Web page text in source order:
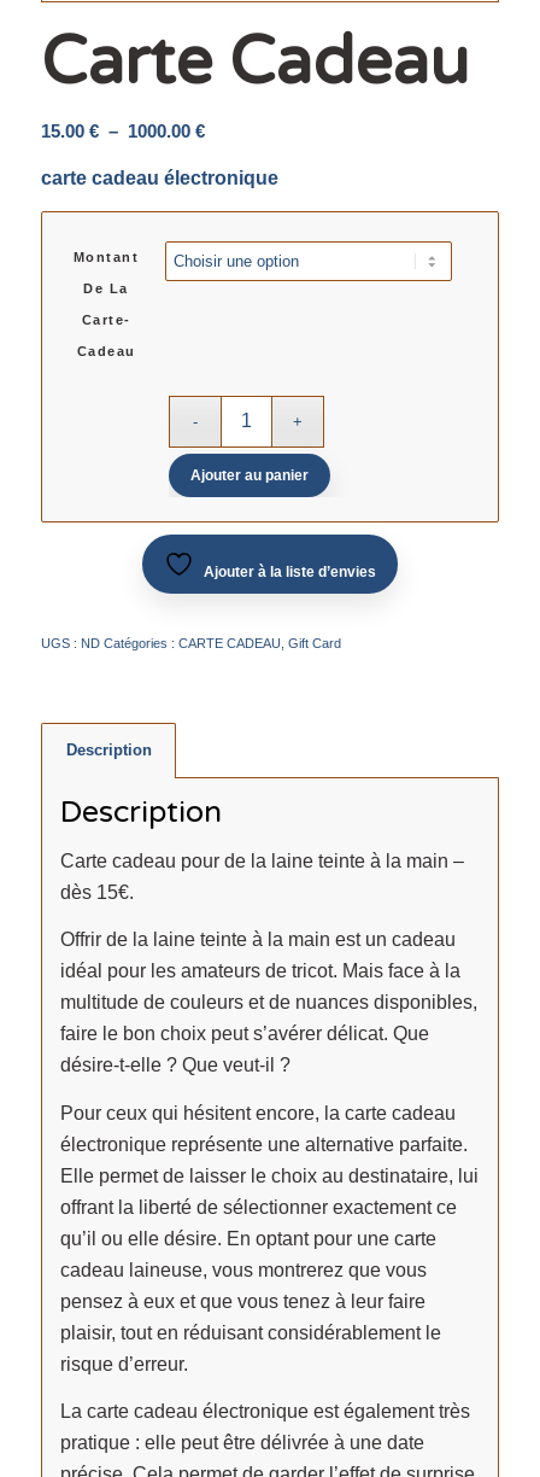
Carte Cadeau
15.00 € – 1000.00 €Plage
prix :
15.00 €
à
1000.00 €
carte cadeau électronique
Montant
De La
Carte-
Cadeau
Ajouter au panier
Ajouter à la liste d’envies
UGS : ND Catégories : CARTE CADEAU Gift Card
Description
Description
Carte cadeau pour de la laine teinte à la main –
dès 15€.
Offrir de la laine teinte à la main est un cadeau
idéal pour les amateurs de tricot. Mais face à la
multitude de couleurs et de nuances disponibles,
faire le bon choix peut s’avérer délicat. Que
désire-t-elle ? Que veut-il ?
Pour ceux qui hésitent encore, la carte cadeau
électronique représente une alternative parfaite.
Elle permet de laisser le choix au destinataire, lui
offrant la liberté de sélectionner exactement ce
qu’il ou elle désire. En optant pour une carte
cadeau laineuse, vous montrerez que vous
pensez à eux et que vous tenez à leur faire
plaisir, tout en réduisant considérablement le
risque d’erreur.
La carte cadeau électronique est également très
pratique : elle peut être délivrée à une date